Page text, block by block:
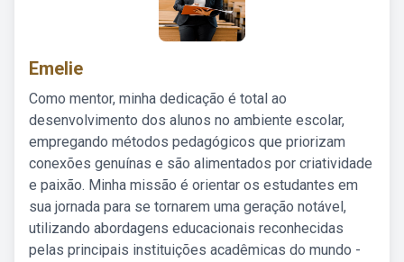
Emelie
Como mentor, minha dedicação é total ao
desenvolvimento dos alunos no ambiente escolar,
empregando métodos pedagógicos que priorizam
conexões genuínas e são alimentados por criatividade
e paixão. Minha missão é orientar os estudantes em
sua jornada para se tornarem uma geração notável,
utilizando abordagens educacionais reconhecidas
pelas principais instituições acadêmicas do mundo -